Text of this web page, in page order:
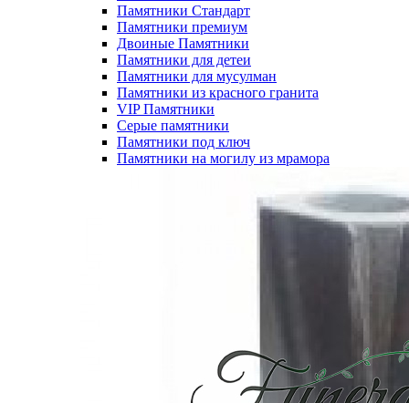
Памятники Стандарт
Памятники премиум
Двоиные Памятники
Памятники для детеи
Памятники для мусулман
Памятники из красного гранита
VIP Памятники
Серые памятники
Памятники под ключ
Памятники на могилу из мрамора